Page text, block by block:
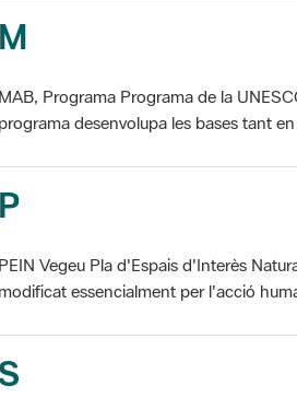
M
MAB, Programa Programa de la
programa desenvolupa les bases tant
P
PEIN Vegeu Pla d'Espais d'Interès
modificat essencialment per l'acció